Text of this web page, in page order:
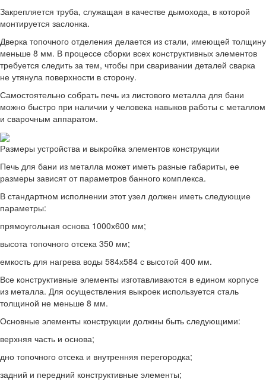
Закрепляется труба, служащая в качестве дымохода, в которой
монтируется заслонка.
Дверка топочного отделения делается из стали, имеющей толщину
меньше 8 мм. В процессе сборки всех конструктивных элементов
требуется следить за тем, чтобы при сваривании деталей сварка
не утянула поверхности в сторону.
Самостоятельно собрать печь из листового металла для бани
можно быстро при наличии у человека навыков работы с металлом
и сварочным аппаратом.
Размеры устройства и выкройка элементов конструкции
Печь для бани из металла может иметь разные габариты, ее
размеры зависят от параметров банного комплекса.
В стандартном исполнении этот узел должен иметь следующие
параметры:
прямоугольная основа 1000х600 мм;
высота топочного отсека 350 мм;
емкость для нагрева воды 584х584 с высотой 400 мм.
Все конструктивные элементы изготавливаются в едином корпусе
из металла. Для осуществления выкроек используется сталь
толщиной не меньше 8 мм.
Основные элементы конструкции должны быть следующими:
верхняя часть и основа;
дно топочного отсека и внутренняя перегородка;
задний и передний конструктивные элементы;